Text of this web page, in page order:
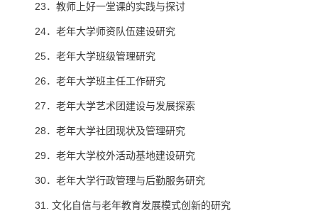
23．教师上好一堂课的实践与探讨
24．老年大学师资队伍建设研究
25．老年大学班级管理研究
26．老年大学班主任工作研究
27．老年大学艺术团建设与发展探索
28．老年大学社团现状及管理研究
29．老年大学校外活动基地建设研究
30．老年大学行政管理与后勤服务研究
31. 文化自信与老年教育发展模式创新的研究